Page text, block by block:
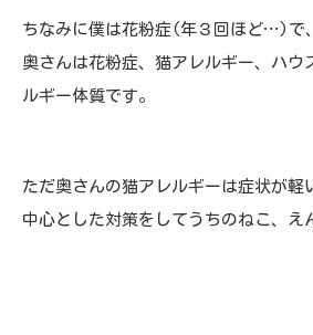
ちなみに僕は花粉症(年３回ほど…)で、
奥さんは花粉症、猫アレルギー、ハウ
ルギー体質です。
ただ奥さんの猫アレルギーは症状が軽
中心とした対策をしてうちのねこ、え